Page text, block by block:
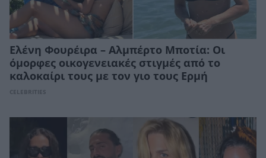
Ελένη Φουρέιρα – Αλμπέρτο Μποτία: Οι
όμορφες οικογενειακές στιγμές από το
καλοκαίρι τους με τον γιο τους Ερμή
CELEBRITIES